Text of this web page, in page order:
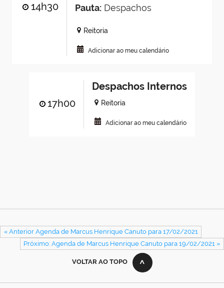
14h30 Pauta:Despachos
Reitoria
Adicionar ao meu calendário
17h00
Despachos Internos
Reitoria
Adicionar ao meu calendário
« Anterior Agenda de Marcus Henrique Canuto para 17/02/2021
Próximo: Agenda de Marcus Henrique Canuto para 19/02/2021 »
VOLTAR AO TOPO